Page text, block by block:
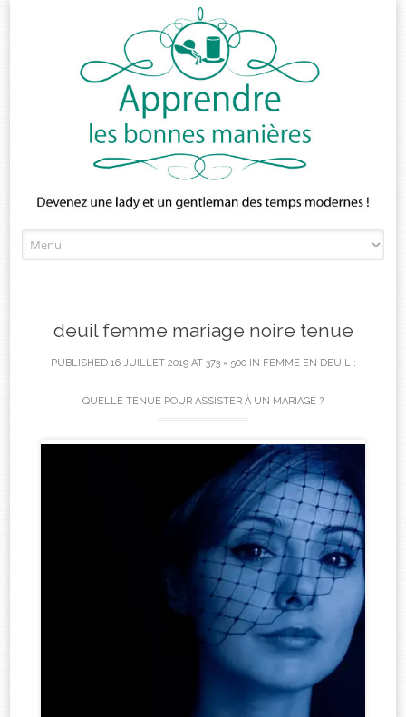
to
deuil femme mariage noire tenue
PUBLISHED 16 JUILLET 2019AT 373 × 500IN FEMME EN DEUIL :
QUELLE TENUE POUR ASSISTER À UN MARIAGE ?